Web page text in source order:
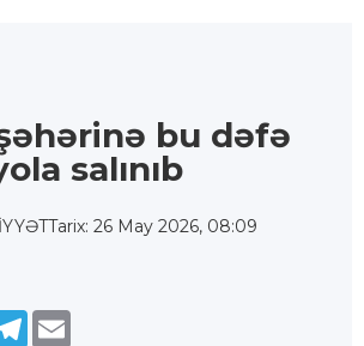
bu dəfə
salınıb
Tarix: 26 May 2026, 08:09
Telegram